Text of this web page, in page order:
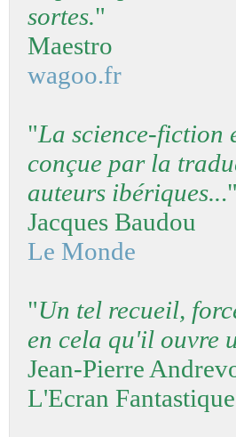
sortes."
Maestro
wagoo.fr
"La science-fiction
conçue par la
auteurs ibériques..."
Jacques Baudou
Le Monde
"Un tel recueil,
en cela qu'il ouvre
Jean-Pierre
L'Ecran Fantastique